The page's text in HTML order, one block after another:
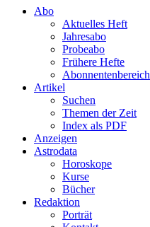
Abo
Aktuelles Heft
Jahresabo
Probeabo
Frühere Hefte
Abonnentenbereich
Artikel
Suchen
Themen der Zeit
Index als PDF
Anzeigen
Astrodata
Horoskope
Kurse
Bücher
Redaktion
Porträt